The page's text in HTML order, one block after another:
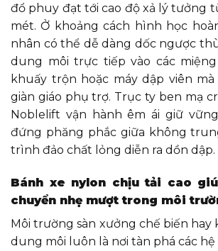
đổ phuy đạt tới cao độ xả lý tưởng
mét. Ở khoảng cách hình học
nhân có thể dễ dàng dốc ngược
dung môi trực tiếp vào các
khuấy trộn hoặc máy dập viên
giàn giáo phụ trợ. Trục ty ben mạ
Noblelift vận hành êm ái giữ
đứng phăng phắc giữa không
trình đảo chất lỏng diễn ra dồn dập.
Bánh xe nylon chịu tải cao
chuyển nhẹ mượt trong môi
Môi trường sàn xưởng chế biến
dung môi luôn là nơi tàn phá các